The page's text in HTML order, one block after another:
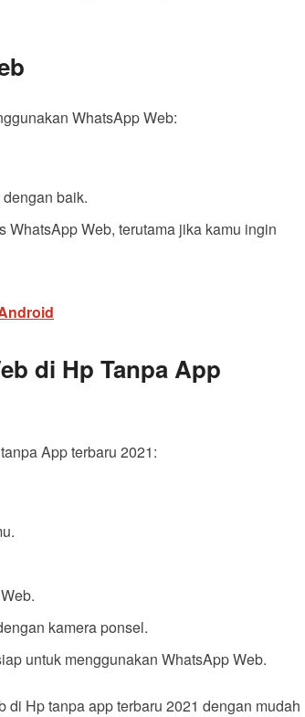
WhatsApp Web:
baik.
Web, terutama jika kamu ingin
di Hp Tanpa App
App terbaru 2021:
kamera ponsel.
untuk menggunakan WhatsApp Web.
Hp tanpa app terbaru 2021 dengan mudah